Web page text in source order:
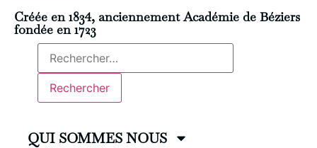
Créée en 1834, anciennement Académie de Béziers
fondée en 1723
QUI SOMMES NOUS